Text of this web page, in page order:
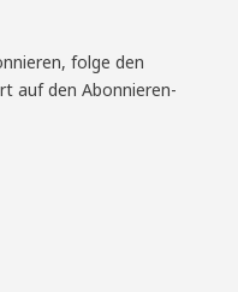
folge den
auf den Abonnieren-